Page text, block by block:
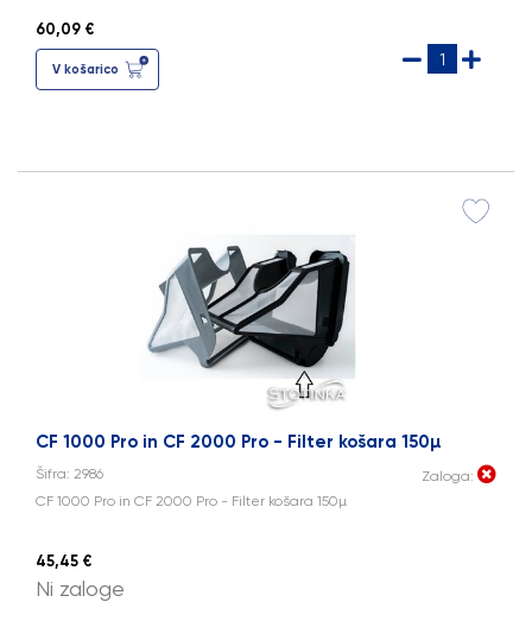
60,09 €
V košarico
CF 1000 Pro in CF 2000 Pro - Filter košara 150µ
Šifra: 2986
Zaloga:
CF 1000 Pro in CF 2000 Pro - Filter košara 150µ
45,45 €
Ni zaloge